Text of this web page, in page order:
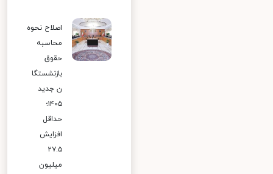
اصلاح نحوه
محاسبه
حقوق
بازنشستگا
ن جدید
۱۴۰۵؛
حداقل
افزایش
۲۷.۵
میلیون